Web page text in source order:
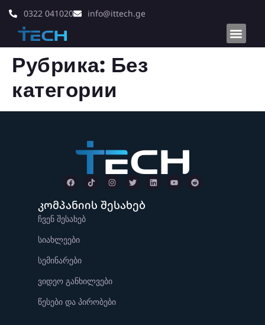
0322 041020 info@ittech.ge
Рубрика: Без
категории
კომპანიის შესახებ
ჩვენ შესახებ
სიახლეები
სემინარები
ვიდეო განხილვები
წესები და პირობები